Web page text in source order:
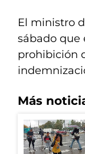
El ministro
sábado que
prohibición
Más